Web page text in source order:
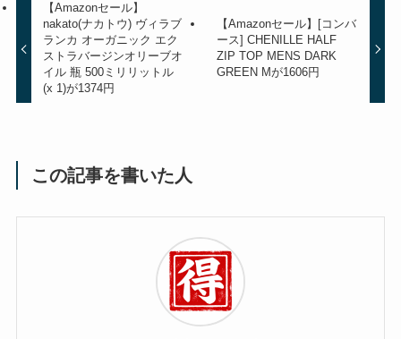
【Amazonセール】
nakato(ナカトウ) ヴィラブ
ランカ オーガニック エク
ストラバージンオリーブオ
イル 瓶 500ミリリットル
(x 1)が1374円
【Amazonセール】[コンバ
ース] CHENILLE HALF
ZIP TOP MENS DARK
GREEN Mが1606円
この記事を書いた人